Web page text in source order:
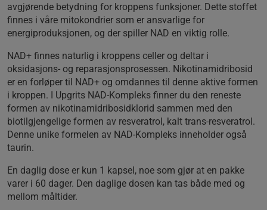
avgjørende betydning for kroppens funksjoner. Dette stoffet
finnes i våre mitokondrier som er ansvarlige for
energiproduksjonen, og der spiller NAD en viktig rolle.
NAD+ finnes naturlig i kroppens celler og deltar i
oksidasjons- og reparasjonsprosessen. Nikotinamidribosid
er en forløper til NAD+ og omdannes til denne aktive formen
i kroppen. I Upgrits NAD-Kompleks finner du den reneste
formen av nikotinamidribosidklorid sammen med den
biotilgjengelige formen av resveratrol, kalt trans-resveratrol.
Denne unike formelen av NAD-Kompleks inneholder også
taurin.
En daglig dose er kun 1 kapsel, noe som gjør at en pakke
varer i 60 dager. Den daglige dosen kan tas både med og
mellom måltider.